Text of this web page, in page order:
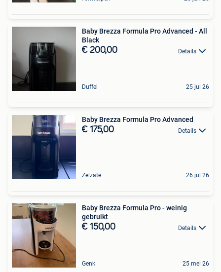
Baby Brezza Formula Pro Advanced - All
Black
€ 200,00 Details
Duffel 25 jul 26
Baby Brezza Formula Pro Advanced
€ 175,00 Details
Zelzate 26 jul 26
Baby Brezza Formula Pro - weinig
gebruikt
€ 150,00 Details
Genk 25 mei 26